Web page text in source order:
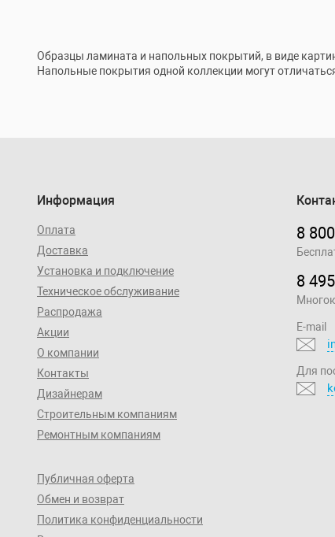
Образцы ламината и напольных покрытий, в виде
Напольные покрытия одной коллекции могут
Информация
Оплата
Доставка
Установка и подключение
Техническое обслуживание
Распродажа
Акции
О компании
Контакты
Дизайнерам
Строительным компаниям
Ремонтным компаниям
Публичная оферта
Обмен и возврат
Политика конфиденциальности
8
8
E-mail
Для